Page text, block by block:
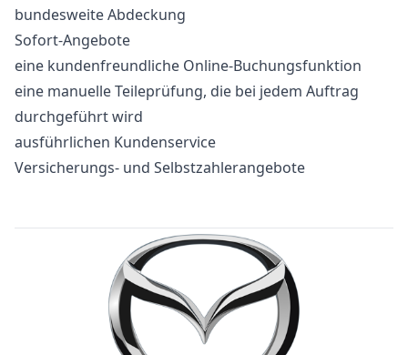
bundesweite Abdeckung
Sofort-Angebote
eine kundenfreundliche Online-Buchungsfunktion
eine manuelle Teileprüfung, die bei jedem Auftrag
durchgeführt wird
ausführlichen Kundenservice
Versicherungs- und Selbstzahlerangebote